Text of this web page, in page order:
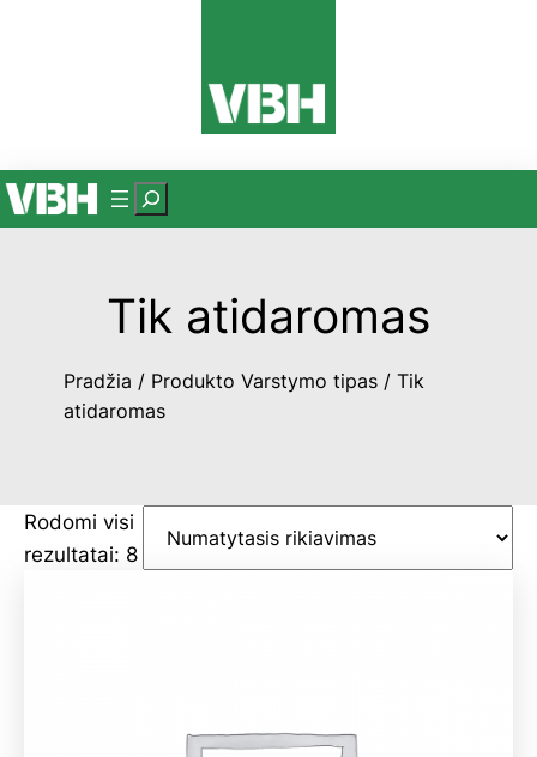
P
a
e
a
Tik atidaromas
Pradžia / Produkto Varstymo tipas / Tik
atidaromas
Rodomi visi
rezultatai: 8